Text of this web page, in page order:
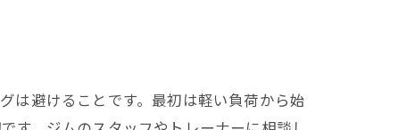
は避けることです。最初は軽い負荷から始